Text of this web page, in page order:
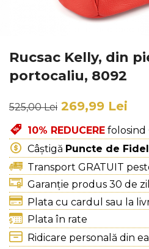
Genți Albastre
Genți Argintii
Genți Bleumarin
Genți Bordo
Genți Cafenii
Genți Caramel
Genți Coniac
Genți Corai
Genți Crem
Genți Galbene
Genți Gri
Rucsac Kelly, din
portocaliu, 8092
525,00 Lei 269,99 Lei
10% REDUCERE folosind
Câștigă Puncte de
Transport GRATUIT
Garanție produs 30 de
Plata cu cardul sau la
Plata în rate
Ridicare personală din